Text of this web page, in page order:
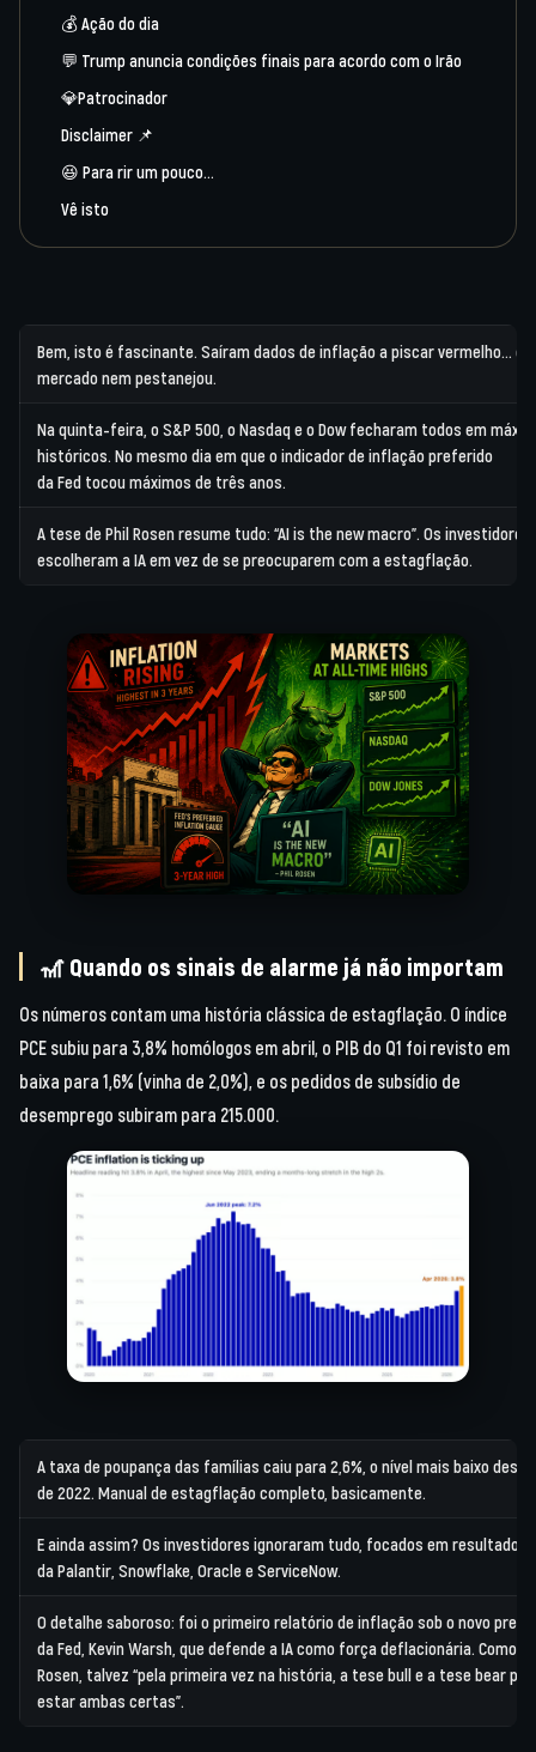
Bem, isto é fascinante. Saíram dados de inflação a piscar vermelho… e o
mercado nem pestanejou.
Na quinta-feira, oS&P 500 , oNasdaqe oDowfecharam todos em
históricos. No mesmo dia em que o indicador de inflação preferido
daFed tocou máximos de três anos.
A tese de Phil Rosen resume tudo: “AI is the new macro”. Os investidores
escolheram a IA em vez de se preocuparem com a estagflação.
🎢 Quando os sinais de alarme já não importam
Os números contam uma história clássica de estagflação. O índice
PCE subiu para 3,8% homólogos em abril, o PIB do Q1 foi revisto em
baixa para 1,6% (vinha de 2,0%), e os pedidos de subsídio de
desemprego subiram para 215.000.
A taxa de poupança das famílias caiu para 2,6%, o nível mais baixo
de 2022. Manual de estagflação completo, basicamente.
E ainda assim? Os investidores ignoraram tudo, focados em resultados
daPalantir Snowflake OracleeServiceNow.
O detalhe saboroso: foi o primeiro relatório de inflação sob o novo
da Fed, Kevin Warsh , que defende a IA como força deflacionária. Como
Rosen, talvez “pela primeira vez na história, a tese bull e a tese bear
estar ambas certas”.
💰 Ação do dia
💬 Trump anuncia condições finais para acordo com o Irão
💎Patrocinador
Disclaimer 📌
😆 Para rir um pouco…
Vê isto